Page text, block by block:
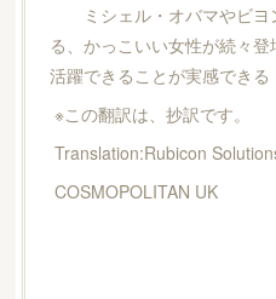
ミシェル・オバマやビヨ
る、かっこいい女性が続々
活躍できることが実感できる
※この翻訳は、抄訳です。
Translation:Rubicon
COSMOPOLITAN UK